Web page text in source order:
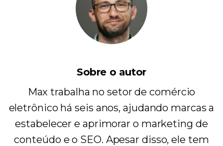
Sobre o autor
Max trabalha no setor de comércio
eletrônico há seis anos, ajudando marcas a
estabelecer e aprimorar o marketing de
conteúdo e o SEO. Apesar disso, ele tem